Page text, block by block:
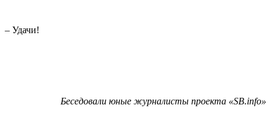
– Удачи!
Беседовали юные журналисты проекта «SB.info»